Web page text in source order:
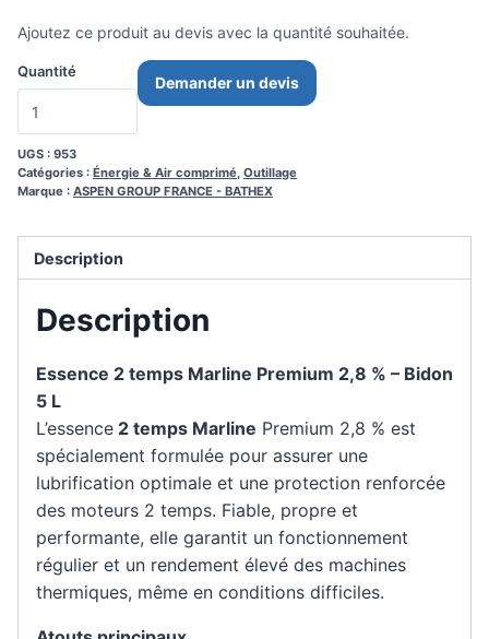
Ajoutez ce produit au devis avec la quantité souhaitée.
Quantité
Demander un devis
UGS : 953
Catégories : Énergie & Air comprimé, Outillage
Marque : ASPEN GROUP FRANCE - BATHEX
Description
Description
Essence 2 temps Marline Premium 2,8 % – Bidon
5 L
L’essence 2 temps Marline Premium 2,8 % est
spécialement formulée pour assurer une
lubrification optimale et une protection renforcée
des moteurs 2 temps. Fiable, propre et
performante, elle garantit un fonctionnement
régulier et un rendement élevé des machines
thermiques, même en conditions difficiles.